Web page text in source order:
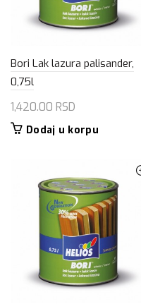
Bori Lak lazura palisander,
0,75l
1,420.00 RSD
Dodaj u korpu